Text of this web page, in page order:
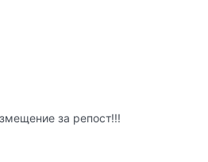
за репост!!!